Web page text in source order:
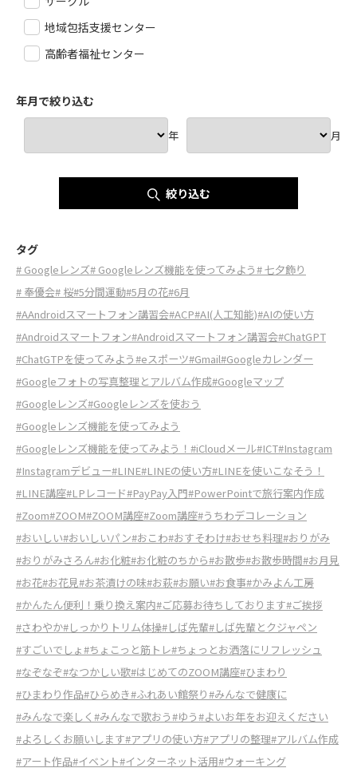
地域包括支援センター
高齢者福祉センター
年月で絞り込む
年 月
絞り込む
タグ
# Googleレンズ# Googleレンズ機能を使ってみよう# 七夕飾り
# 奉優会# 桜#5分間運動#5月の花#6月
#AAndroidスマートフォン講習会#ACP#AI(人工知能)#AIの使い方
#Androidスマートフォン#Androidスマートフォン講習会#ChatGPT
#ChatGTPを使ってみよう#eスポーツ#Gmail#Googleカレンダー
#Googleフォトの写真整理とアルバム作成#Googleマップ
#Googleレンズ#Googleレンズを使おう
#Googleレンズ機能を使ってみよう
#Googleレンズ機能を使ってみよう！ #iCloudメール#ICT#Instagram
#Instagramデビュー#LINE#LINEの使い方#LINEを使いこなそう！
#LINE講座#LPレコード#PayPay入門#PowerPointで旅行案内作成
#Zoom#ZOOM#ZOOM講座#Zoom講座#うちわデコレーション
#おいしい#おいしいパン#おこわ#おすそわけ#おせち料理#おりがみ
#おりがみさろん#お化粧#お化粧のちから#お散歩#お散歩時間#お月見
#お花#お花見#お茶漬けの味#お萩#お願い#お食事#かみよん工房
#かんたん便利！乗り換え案内#ご応募お待ちしております#ご挨拶
#さわやか#しっかりトリム体操#しば先輩#しば先輩とクジャペン
#すごいでしょ#ちょこっと筋トレ#ちょっとお洒落にリフレッシュ
#なぞなぞ#なつかしい歌#はじめてのZOOM講座#ひまわり
#ひまわり作品#ひらめき#ふれあい館祭り#みんなで健康に
#みんなで楽しく #みんなで歌おう#ゆう#よいお年をお迎えください
#よろしくお願いします#アプリの使い方#アプリの整理#アルバム作成
#アート作品#イベント#インターネット活用#ウォーキング